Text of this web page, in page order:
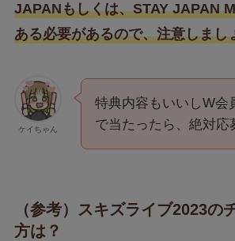
JAPANもしくは、STAY JAPAN
ある必要があるので、注意しまし
ケイちゃん
特典内容もいいしW会
で当たったら、絶対応
（参考）スキズライブ2023の
方は？